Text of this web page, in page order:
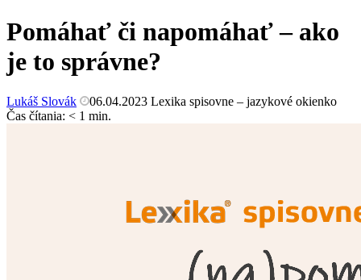
Pomáhať či napomáhať – ako
je to správne?
Lukáš Slovák 06.04.2023 Lexika spisovne – jazykové okienko
Čas čítania: < 1 min.